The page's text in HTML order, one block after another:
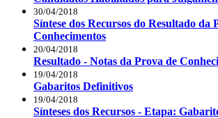
30/04/2018
Síntese dos Recursos do Resultado da
Conhecimentos
20/04/2018
Resultado - Notas da Prova de
19/04/2018
Gabaritos Definitivos
19/04/2018
Sínteses dos Recursos - Etapa: